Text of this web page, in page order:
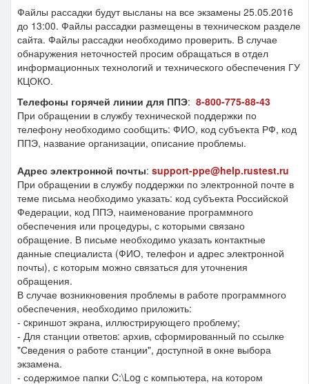
Файлы рассадки будут высланы на все экзамены 25.05.2016
до 13:00. Файлы рассадки размещены в техническом разделе
сайта. Файлы рассадки необходимо проверить. В случае
обнаружения неточностей просим обращаться в отдел
информационных технологий и технического обеспечения ГУ
КЦОКО.
Телефоны горячей линии для ППЭ: 8-800-775-88-43
При обращении в службу технической поддержки по
телефону необходимо сообщить: ФИО, код субъекта РФ, код
ППЭ, название организации, описание проблемы.
Адрес электронной почты: support-ppe@help.rustest.ru
При обращении в службу поддержки по электронной почте в
теме письма необходимо указать: код субъекта Российской
Федерации, код ППЭ, наименование программного
обеспечения или процедуры, с которыми связано
обращение. В письме необходимо указать контактные
данные специалиста (ФИО, телефон и адрес электронной
почты), с которым можно связаться для уточнения
обращения.
В случае возникновения проблемы в работе программного
обеспечения, необходимо приложить:
- cкриншот экрана, иллюстрирующего проблему;
- Для станции ответов: архив, сформированный по ссылке
"Сведения о работе станции", доступной в окне выбора
экзамена.
- содержимое папки C:\Log с компьютера, на котором